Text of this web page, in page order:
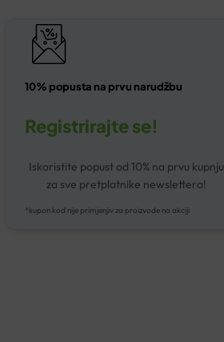
10% popusta na prvu narudžbu
Registrirajte se!
Iskoristite popust od 10% na prvu kupnju
za sve pretplatnike newslettera!
*kupon kod nije primjenjiv za proizvode na akciji